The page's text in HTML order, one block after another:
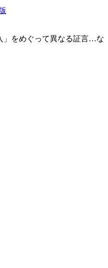
」をめぐって異なる証言…な